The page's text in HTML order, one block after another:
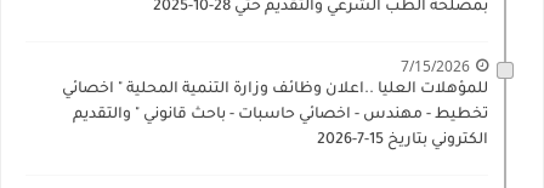
بمصلحة الطب الشرعي والتقديم حتي 28-10-2025
7/15/2026
للمؤهلات العليا ..اعلان وظائف وزارة التنمية المحلية " اخصائي
تخطيط - مهندس - اخصائي حاسبات - باحث قانوني " والتقديم
الكتروني بتاريخ 15-7-2026